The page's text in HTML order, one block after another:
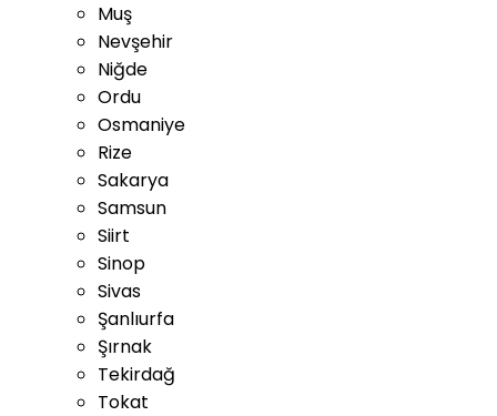
Muş
Nevşehir
Niğde
Ordu
Osmaniye
Rize
Sakarya
Samsun
Siirt
Sinop
Sivas
Şanlıurfa
Şırnak
Tekirdağ
Tokat